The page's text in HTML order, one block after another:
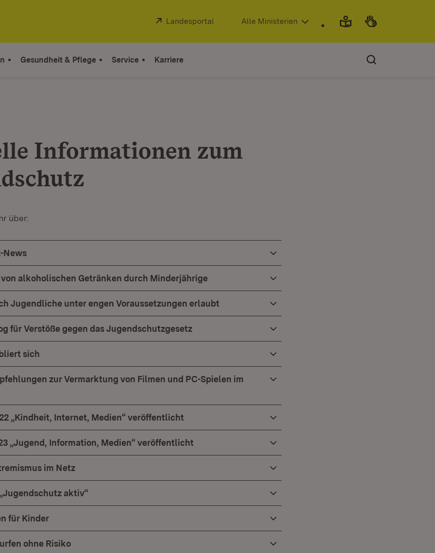
Extern:
Landesportal (Öffnet in neuem Fenster)
Alle Ministerien
Gesundheit & Pflege Service Karriere
Informationen zum
über:
News
von alkoholischen Getränken durch Minderjährige
Jugendliche unter engen Voraussetzungen erlaubt
für Verstöße gegen das Jugendschutzgesetz
sich
zur Vermarktung von Filmen und PC-Spielen im
„Kindheit, Internet, Medien“ veröffentlicht
„Jugend, Information, Medien“ veröffentlicht
im Netz
aktiv“
für Kinder
ohne Risiko